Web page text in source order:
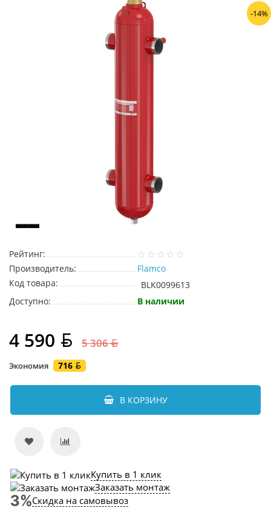
-14%
Рейтинг:
Производитель:
Flamco
Код товара:
BLK0099613
Доступно:
В наличии
4 590 5 306
Экономия 716
В КОРЗИНУ
Купить в 1 клик
Заказать монтаж
Скидка на самовывоз